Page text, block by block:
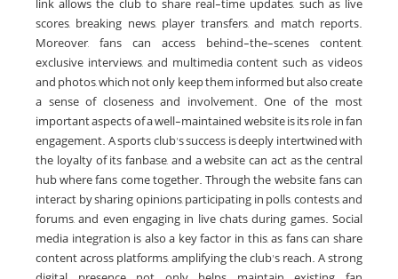
scores, breaking news, player transfers, and match reports.
Moreover, fans can access behind-the-scenes content,
exclusive interviews, and multimedia content such as videos
and photos, which not only keep them informed but also create
a sense of closeness and involvement. One of the most
important aspects of a well-maintained website is its role in fan
engagement. A sports club's success is deeply intertwined with
the loyalty of its fanbase, and a website can act as the central
hub where fans come together. Through the website, fans can
interact by sharing opinions, participating in polls, contests, and
forums, and even engaging in live chats during games. Social
media integration is also a key factor in this, as fans can share
content across platforms, amplifying the club's reach. A strong